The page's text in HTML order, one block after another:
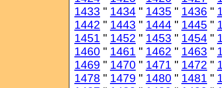
1433 " 1434 " 1435 " 1436 "
1442 " 1443 " 1444 " 1445 "
1451 " 1452 " 1453 " 1454 "
1460 " 1461 " 1462 " 1463 "
1469 " 1470 " 1471 " 1472 "
1478 " 1479 " 1480 " 1481 "